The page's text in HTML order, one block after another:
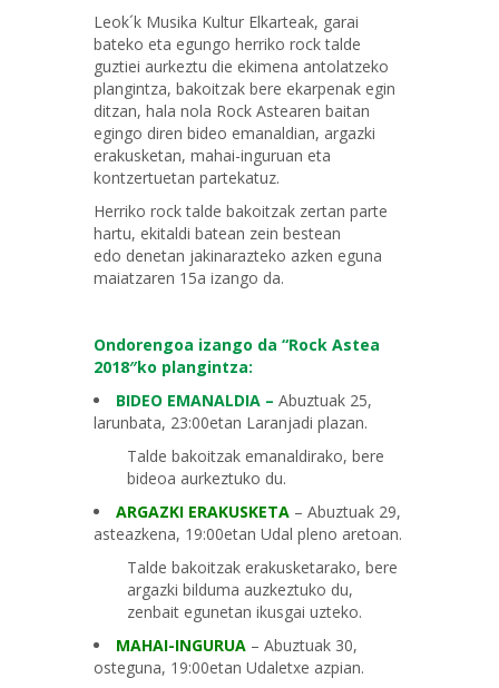
Leok´k Musika Kultur Elkarteak, garai
bateko eta egungo herriko rock talde
guztiei aurkeztu die ekimena antolatzeko
plangintza, bakoitzak bere ekarpenak egin
ditzan, hala nola Rock Astearen baitan
egingo diren bideo emanaldian, argazki
erakusketan, mahai-inguruan eta
kontzertuetan partekatuz.
Herriko rock talde bakoitzak zertan parte
hartu, ekitaldi batean zein bestean
edo denetan jakinarazteko azken eguna
maiatzaren 15a izango da.
Ondorengoa izango da “Rock Astea
2018″ko plangintza:
BIDEO EMANALDIA – Abuztuak 25,
larunbata, 23:00etan Laranjadi plazan.
Talde bakoitzak emanaldirako, bere
bideoa aurkeztuko du.
ARGAZKI ERAKUSKETA – Abuztuak 29,
asteazkena, 19:00etan Udal pleno aretoan.
Talde bakoitzak erakusketarako, bere
argazki bilduma auzkeztuko du,
zenbait egunetan ikusgai uzteko.
MAHAI-INGURUA – Abuztuak 30,
osteguna, 19:00etan Udaletxe azpian.